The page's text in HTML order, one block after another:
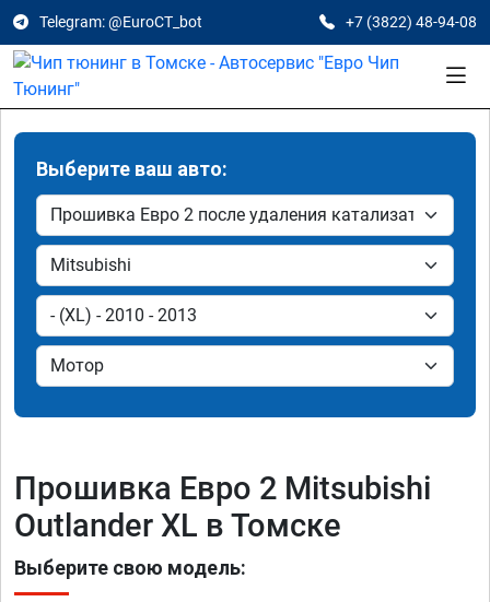
Telegram: @EuroCT_bot +7 (3822) 48-94-08
Выберите ваш авто:
Прошивка Евро 2 Mitsubishi
Outlander XL в Томске
Выберите свою модель: